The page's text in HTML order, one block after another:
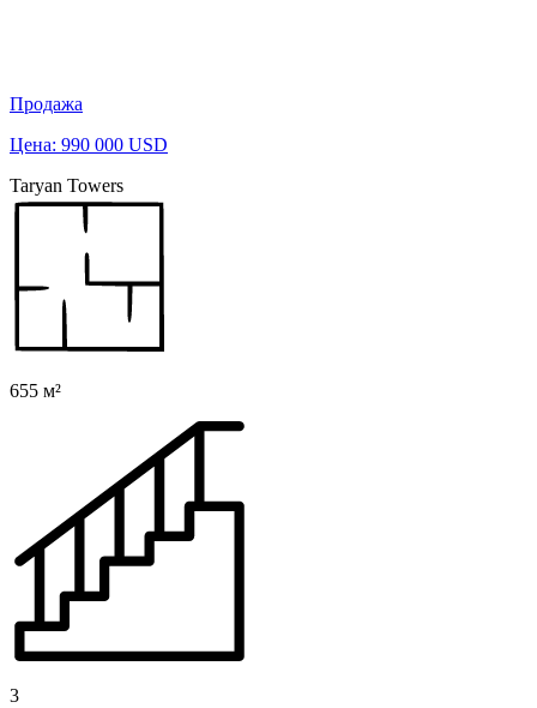
Продажа
Цена: 990 000 USD
Taryan Towers
655 м²
3